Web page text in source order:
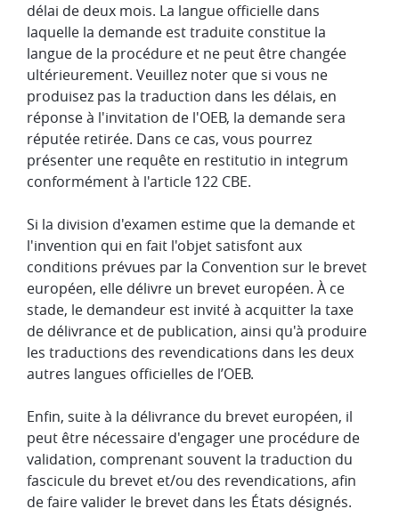
délai de deux mois. La langue officielle dans
laquelle la demande est traduite constitue la
langue de la procédure et ne peut être changée
ultérieurement. Veuillez noter que si vous ne
produisez pas la traduction dans les délais, en
réponse à l'invitation de l'OEB, la demande sera
réputée retirée. Dans ce cas, vous pourrez
présenter une requête en restitutio in integrum
conformément à l'article 122 CBE.
Si la division d'examen estime que la demande et
l'invention qui en fait l'objet satisfont aux
conditions prévues par la Convention sur le brevet
européen, elle délivre un brevet européen. À ce
stade, le demandeur est invité à acquitter la taxe
de délivrance et de publication, ainsi qu'à produire
les traductions des revendications dans les deux
autres langues officielles de l’OEB.
Enfin, suite à la délivrance du brevet européen, il
peut être nécessaire d'engager une procédure de
validation, comprenant souvent la traduction du
fascicule du brevet et/ou des revendications, afin
de faire valider le brevet dans les États désignés.